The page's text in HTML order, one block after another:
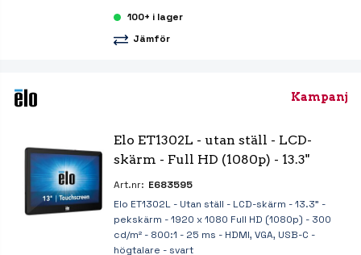
100+ i lager
Jämför
Kampanj
Elo ET1302L - utan ställ - LCD-
skärm - Full HD (1080p) - 13.3"
Art.nr: E683595
Elo ET1302L - Utan ställ - LCD-skärm - 13.3" -
pekskärm - 1920 x 1080 Full HD (1080p) - 300
cd/m² - 800:1 - 25 ms - HDMI, VGA, USB-C -
högtalare - svart